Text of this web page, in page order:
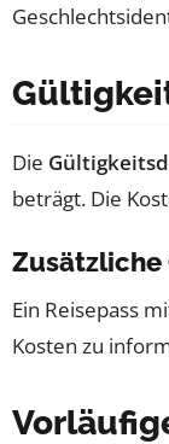
Die
beträgt. Die
Zusätzliche
Ein Reisepass
Kosten zu